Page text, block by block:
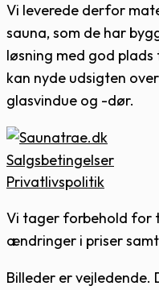
Vi leverede derfor
sauna, som de har
løsning med god
kan nyde udsigten
glasvindue og -dør.
Salgsbetingelser
Privatlivspolitik
Vi tager forbehold for
ændringer i priser
Billeder er vejledende.